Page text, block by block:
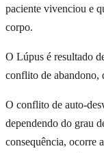
paciente vivenciou e
corpo.
O Lúpus é resultado
conflito de abandono,
O conflito de auto-
dependendo do grau
consequência, ocorre